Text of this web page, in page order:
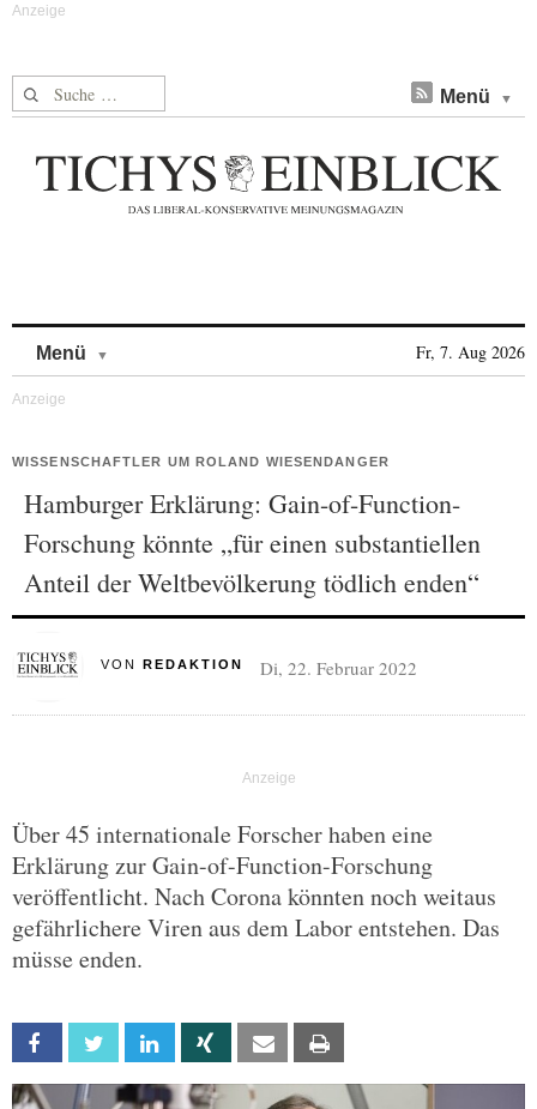
Suche nach: Menü
Menü Fr, 7. Aug 2026
WISSENSCHAFTLER UM ROLAND WIESENDANGER
Hamburger Erklärung: Gain-of-Function-
Forschung könnte „für einen substantiellen
Anteil der Weltbevölkerung tödlich enden“
VON REDAKTION Di, 22. Februar 2022
Über 45 internationale Forscher haben eine
Erklärung zur Gain-of-Function-Forschung
veröffentlicht. Nach Corona könnten noch weitaus
gefährlichere Viren aus dem Labor entstehen. Das
müsse enden.
Facebook Twitter Linkedin Xing Email